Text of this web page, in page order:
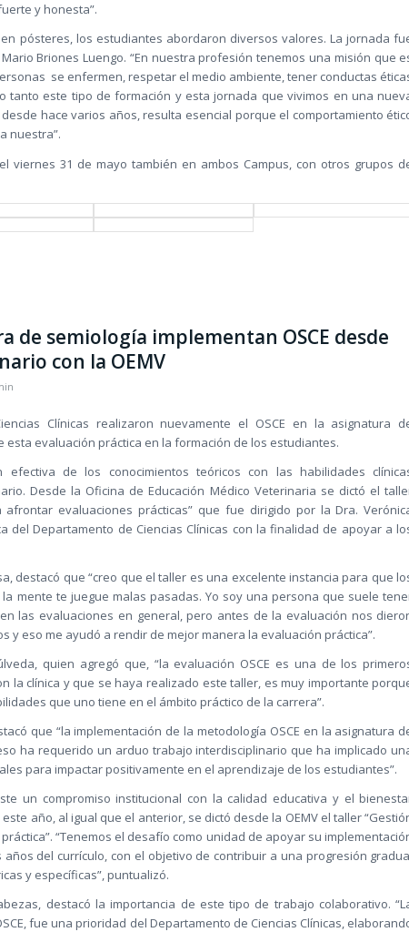
y honesta”.
pósteres, los estudiantes abordaron diversos valores. La jornada
Briones Luengo. “En nuestra profesión tenemos una misión que
se enfermen, respetar el medio ambiente, tener conductas
tanto este tipo de formación y esta jornada que vivimos en una
hace varios años, resulta esencial porque el comportamiento
nuestra”.
viernes 31 de mayo también en ambos Campus, con otros grupos
de semiología implementan OSCE desde
con la OEMV
Clínicas realizaron nuevamente el OSCE en la asignatura
esta evaluación práctica en la formación de los estudiantes.
efectiva de los conocimientos teóricos con las habilidades
Desde la Oficina de Educación Médico Veterinaria se dictó el
afrontar evaluaciones prácticas” que fue dirigido por la Dra.
del Departamento de Ciencias Clínicas con la finalidad de apoyar a
destacó que “creo que el taller es una excelente instancia para que
mente te juegue malas pasadas. Yo soy una persona que suele
las evaluaciones en general, pero antes de la evaluación nos
y eso me ayudó a rendir de mejor manera la evaluación práctica”.
quien agregó que, “la evaluación OSCE es una de los
la clínica y que se haya realizado este taller, es muy importante
que uno tiene en el ámbito práctico de la carrera”.
que “la implementación de la metodología OSCE en la asignatura
ha requerido un arduo trabajo interdisciplinario que ha implicado
para impactar positivamente en el aprendizaje de los estudiantes”.
un compromiso institucional con la calidad educativa y el
año, al igual que el anterior, se dictó desde la OEMV el taller
“Tenemos el desafío como unidad de apoyar su
del currículo, con el objetivo de contribuir a una progresión
y específicas”, puntualizó.
destacó la importancia de este tipo de trabajo colaborativo.
fue una prioridad del Departamento de Ciencias Clínicas,